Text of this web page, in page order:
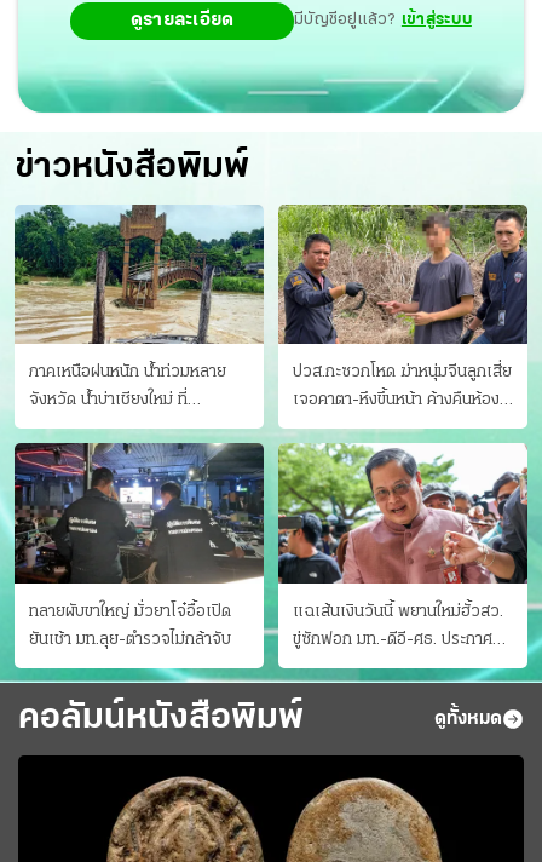
ดูรายละเอียด มีบัญชีอยู่แล้ว? เข้าสู่ระบบ
ข่าวหนังสือพิมพ์
ภาคเหนือฝนหนัก น้ำท่วมหลาย
จังหวัด นํ้าบ่าเชียงใหม่ ที่
แม่ฮ่องสอน ซัดสะพานขาด
ปวส.กะซวกโหด ฆ่าหนุ่มจีนลูกเสี่ย
เจอคาตา-หึงขึ้นหน้า ค้างคืนห้อง
แฟนสาว
ทลายผับขาใหญ่ มั่วยาโจ๋อื้อเปิด
ยันเช้า มท.ลุย-ตำรวจไม่กล้าจับ
แฉเส้นเงินวันนี้ พยานใหม่ฮั้วสว.
ขู่ซักฟอก มท.-ดีอี-ศธ. ประกาศ
บัญชีท้องถิ่น
คอลัมน์หนังสือพิมพ์ ดูทั้งหมด